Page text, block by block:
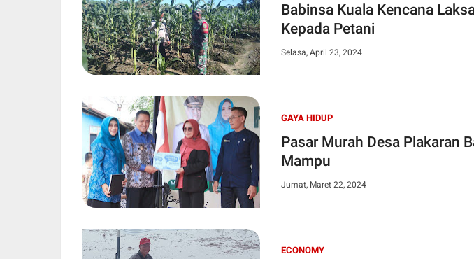
Babinsa Kuala Kencana
Kepada Petani
Selasa, April 23, 2024
GAYA HIDUP
Pasar Murah Desa Plakaran
Mampu
Jumat, Maret 22, 2024
ECONOMY